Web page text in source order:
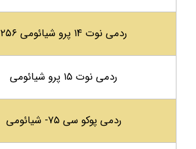
ردمی نوت ۱۴ پرو شیائومی ۲۵۶
ردمی نوت ۱۵ پرو شیائومی
ردمی پوکو سی ۷۵- شیائومی